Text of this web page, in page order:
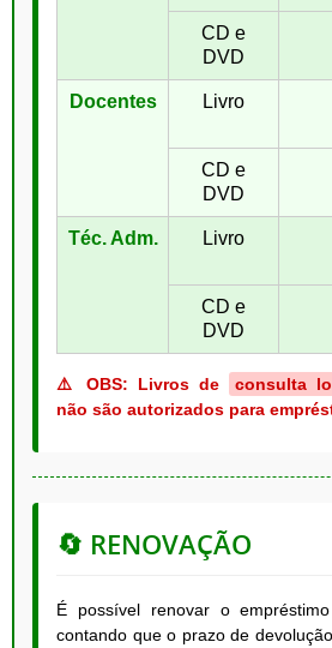
CD e
DVD
Docentes Livro
CD e
DVD
Téc. Adm. Livro
CD e
DVD
⚠️ OBS: Livros de
consulta
não são autorizados para
🔄 RENOVAÇÃO
É possível renovar o
contando que o prazo de